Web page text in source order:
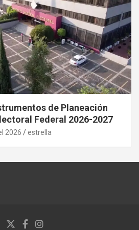
de Planeación
Federal 2026-2027
2026 estrella